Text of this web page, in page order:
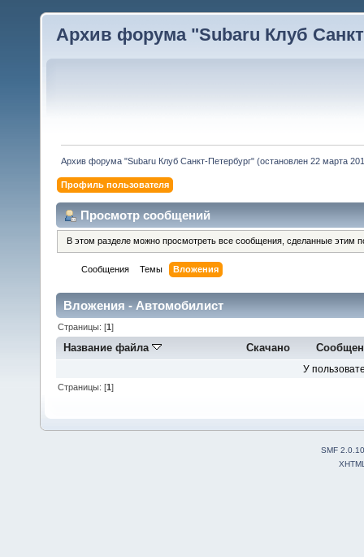
Архив форума "Subaru Клуб
Архив форума "Subaru Клуб Санкт-Петербург" (остановлен 22 марта
Профиль пользователя
Просмотр сообщений
В этом разделе можно просмотреть все сообщения, сделанные этим
Сообщения Темы Вложения
Вложения - Автомобилист
Страницы: [1]
Название файла Скачано
У
Страницы: [1]
SMF 2.0.10